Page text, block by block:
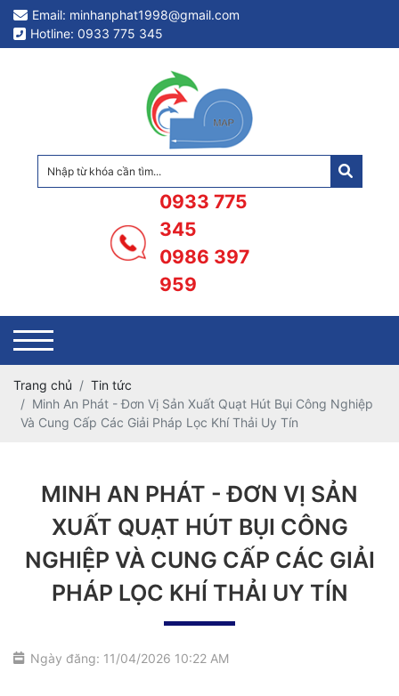
Email: minhanphat1998@gmail.com
Hotline: 0933 775 345
0933 775
345
0986 397
959
Trang chủ
Tin tức
Minh An Phát - Đơn Vị Sản Xuất Quạt Hút Bụi Công Nghiệp
Và Cung Cấp Các Giải Pháp Lọc Khí Thải Uy Tín
MINH AN PHÁT - ĐƠN VỊ SẢN
XUẤT QUẠT HÚT BỤI CÔNG
NGHIỆP VÀ CUNG CẤP CÁC GIẢI
PHÁP LỌC KHÍ THẢI UY TÍN
Ngày đăng: 11/04/2026 10:22 AM